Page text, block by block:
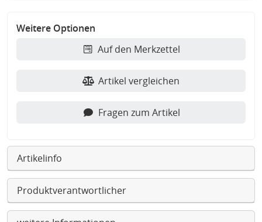
Weitere Optionen
Auf den Merkzettel
Artikel vergleichen
Fragen zum Artikel
Artikelinfo
Produktverantwortlicher